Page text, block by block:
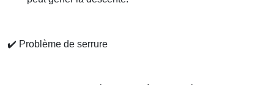
✔️ Problème de serrure